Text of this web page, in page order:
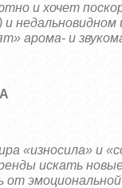
и хочет
недальновидном
арома- и
«износила» и
искать